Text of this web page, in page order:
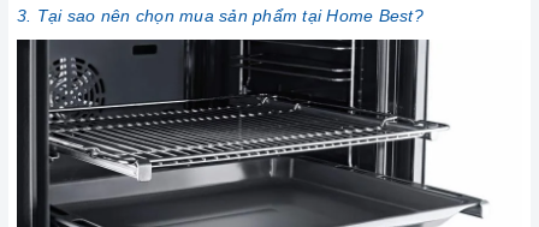
3. Tại sao nên chọn mua sản phẩm tại Home Best?